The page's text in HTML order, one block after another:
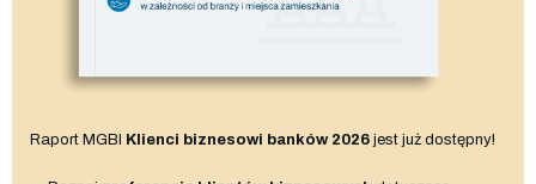
Raport MGBI Klienci biznesowi banków 2026 jest już dostępny!